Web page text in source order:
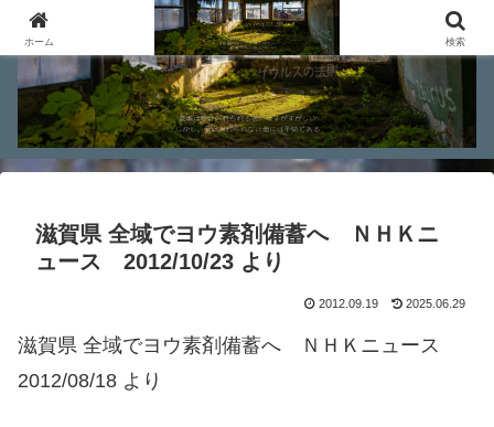
滋賀県 全域でヨウ素剤備蓄へ ＮＨＫニ
ュース 2012/10/23 より
2012.09.19 2025.06.29
滋賀県 全域でヨウ素剤備蓄へ ＮＨＫニュース
2012/08/18 より
ホーム 検索